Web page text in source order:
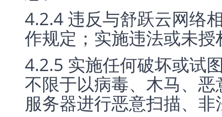
4.2.4 违反与舒跃云网络
作规定；实施违法或未
4.2.5 实施任何破坏或试
不限于以病毒、木马、
服务器进行恶意扫描、